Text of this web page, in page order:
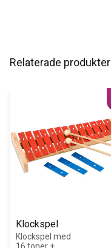
Relaterade produkter
Klockspel
Klockspel med